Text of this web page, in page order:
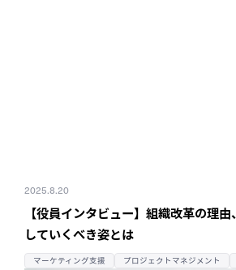
2025.8.20
【役員インタビュー】組織改革の理由、
していくべき姿とは
マーケティング支援 プロジェクトマネジメント